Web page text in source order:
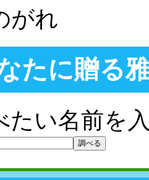
がれ
たに贈る
たい名前を